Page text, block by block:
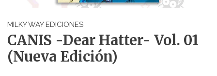
MILKY WAY EDICIONES
CANIS -Dear Hatter- Vol. 01
(Nueva Edición)